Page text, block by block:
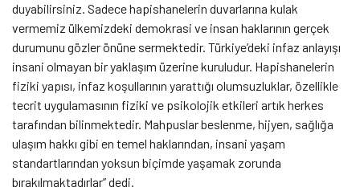
duyabilirsiniz. Sadece hapishanelerin duvarlarına kulak
vermemiz ülkemizdeki demokrasi ve insan haklarının gerçek
durumunu gözler önüne sermektedir. Türkiye’deki infaz anlayışı
insani olmayan bir yaklaşım üzerine kuruludur. Hapishanelerin
fiziki yapısı, infaz koşullarının yarattığı olumsuzluklar, özellikle
tecrit uygulamasının fiziki ve psikolojik etkileri artık herkes
tarafından bilinmektedir. Mahpuslar beslenme, hijyen, sağlığa
ulaşım hakkı gibi en temel haklarından, insani yaşam
standartlarından yoksun biçimde yaşamak zorunda
bırakılmaktadırlar” dedi.